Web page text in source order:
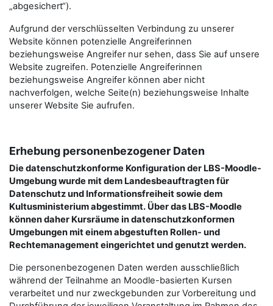
„abgesichert“).
Aufgrund der verschlüsselten Verbindung zu unserer
Website können potenzielle Angreiferinnen
beziehungsweise Angreifer nur sehen, dass Sie auf unsere
Website zugreifen. Potenzielle Angreiferinnen
beziehungsweise Angreifer können aber nicht
nachverfolgen, welche Seite(n) beziehungsweise Inhalte
unserer Website Sie aufrufen.
Erhebung personenbezogener Daten
Die datenschutzkonforme Konfiguration der LBS-Moodle-
Umgebung wurde mit dem Landesbeauftragten für
Datenschutz und Informationsfreiheit sowie dem
Kultusministerium abgestimmt. Über das LBS-Moodle
können daher Kursräume in datenschutzkonformen
Umgebungen mit einem abgestuften Rollen- und
Rechtemanagement eingerichtet und genutzt werden.
Die personenbezogenen Daten werden ausschließlich
während der Teilnahme an Moodle-basierten Kursen
verarbeitet und nur zweckgebunden zur Vorbereitung und